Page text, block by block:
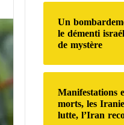
Un
le démenti
de mystère
Manifestations
morts, les
lutte, l’Iran